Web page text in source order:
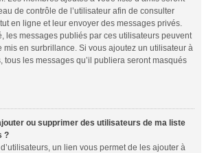
de contrôle de l’utilisateur afin de consulter
en ligne et leur envoyer des messages privés.
les messages publiés par ces utilisateurs peuvent
mis en surbrillance. Si vous ajoutez un utilisateur à
tous les messages qu’il publiera seront masqués
ou supprimer des utilisateurs de ma liste
?
un lien vous permet de les ajouter à